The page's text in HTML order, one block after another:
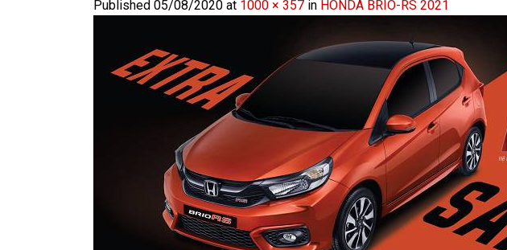
Published 05/08/2020 at 1000 × 357 in HONDA BRIO-RS 2021